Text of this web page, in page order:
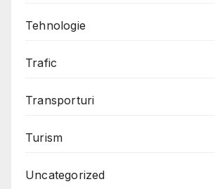
Tehnologie
Trafic
Transporturi
Turism
Uncategorized